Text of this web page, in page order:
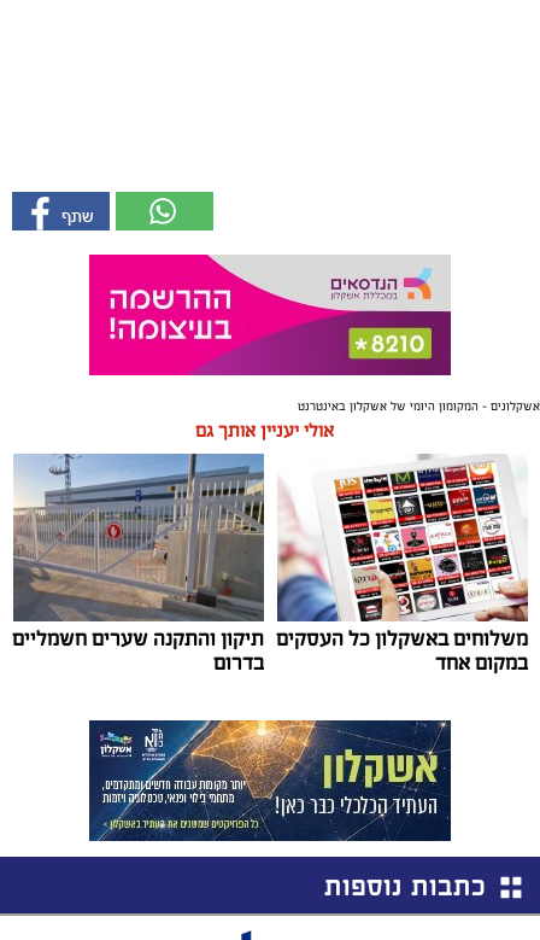
אשקלונים - המקומון היומי של אשקלון באינטרנט
אולי יעניין אותך גם
משלוחים באשקלון כל העסקים
במקום אחד
תיקון והתקנה שערים חשמליים
בדרום
כתבות נוספות